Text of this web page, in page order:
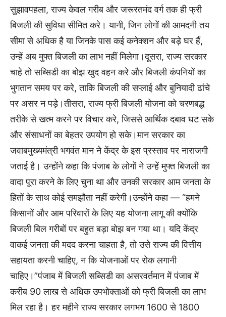
सुझावपहला, राज्य केवल गरीब और जरूरतमंद वर्ग तक ही फ्री
बिजली की सुविधा सीमित करे। यानी, जिन लोगों की आमदनी तय
सीमा से अधिक है या जिनके पास कई कनेक्शन और बड़े घर हैं,
उन्हें अब मुफ्त बिजली का लाभ नहीं मिलेगा।दूसरा, राज्य सरकार
चाहे तो सब्सिडी का बोझ खुद वहन करे और बिजली कंपनियों का
भुगतान समय पर करे, ताकि बिजली की सप्लाई और बुनियादी ढांचे
पर असर न पड़े।तीसरा, राज्य फ्री बिजली योजना को चरणबद्ध
तरीके से खत्म करने पर विचार करे, जिससे आर्थिक दबाव घट सके
और संसाधनों का बेहतर उपयोग हो सके।मान सरकार का
जवाबमुख्यमंत्री भगवंत मान ने केंद्र के इस प्रस्ताव पर नाराजगी
जताई है। उन्होंने कहा कि पंजाब के लोगों ने उन्हें मुफ्त बिजली का
वादा पूरा करने के लिए चुना था और उनकी सरकार आम जनता के
हितों के साथ कोई समझौता नहीं करेगी।उन्होंने कहा — “हमने
किसानों और आम परिवारों के लिए यह योजना लागू की क्योंकि
बिजली बिल गरीबों पर बहुत बड़ा बोझ बन गया था। यदि केंद्र
वाकई जनता की मदद करना चाहता है, तो उसे राज्य की वित्तीय
सहायता करनी चाहिए, न कि योजनाओं पर रोक लगानी
चाहिए।”पंजाब में बिजली सब्सिडी का असरवर्तमान में पंजाब में
करीब 90 लाख से अधिक उपभोक्ताओं को फ्री बिजली का लाभ
मिल रहा है। हर महीने राज्य सरकार लगभग 1600 से 1800